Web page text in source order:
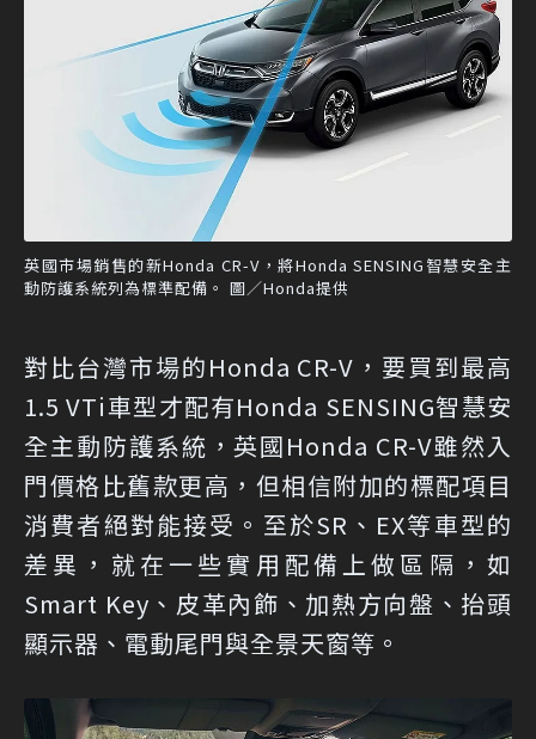
英國市場銷售的新Honda CR-V，將Honda SENSING智慧安全主
動防護系統列為標準配備。 圖／Honda提供
對比台灣市場的Honda CR-V，要買到最高
1.5 VTi車型才配有Honda SENSING智慧安
全主動防護系統，英國Honda CR-V雖然入
門價格比舊款更高，但相信附加的標配項目
消費者絕對能接受。至於SR、EX等車型的
差異，就在一些實用配備上做區隔，如
Smart Key、皮革內飾、加熱方向盤、抬頭
顯示器、電動尾門與全景天窗等。